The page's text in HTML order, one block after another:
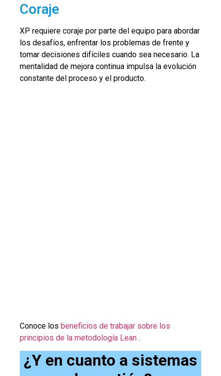
Coraje
XP requiere coraje por parte del equipo para abordar
los desafíos, enfrentar los problemas de frente y
tomar decisiones difíciles cuando sea necesario. La
mentalidad de mejora continua impulsa la evolución
constante del proceso y el producto.
Conoce los beneficios de trabajar sobre los
principios de la metodología Lean .
¿Y en cuanto a sistemas